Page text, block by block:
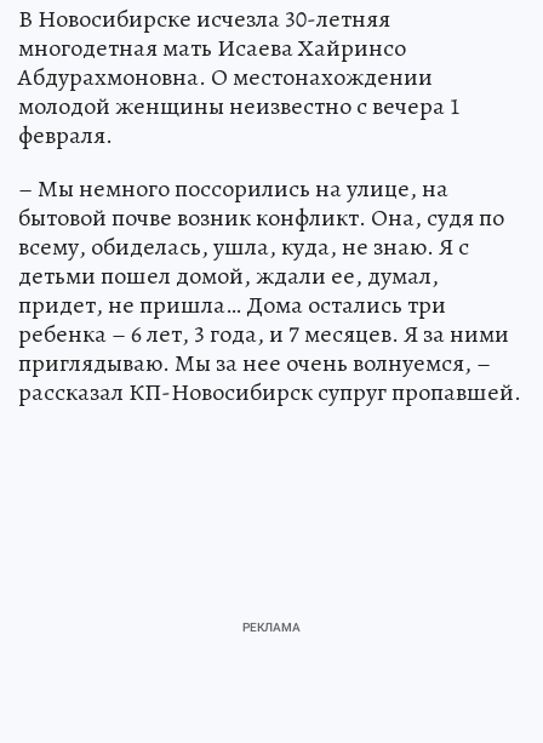
В Новосибирске исчезла 30-летняя
многодетная мать Исаева Хайринсо
Абдурахмоновна. О местонахождении
молодой женщины неизвестно с вечера 1
февраля.
– Мы немного поссорились на улице, на
бытовой почве возник конфликт. Она, судя по
всему, обиделась, ушла, куда, не знаю. Я с
детьми пошел домой, ждали ее, думал,
придет, не пришла… Дома остались три
ребенка – 6 лет, 3 года, и 7 месяцев. Я за ними
приглядываю. Мы за нее очень волнуемся, –
рассказал КП-Новосибирск супруг пропавшей.